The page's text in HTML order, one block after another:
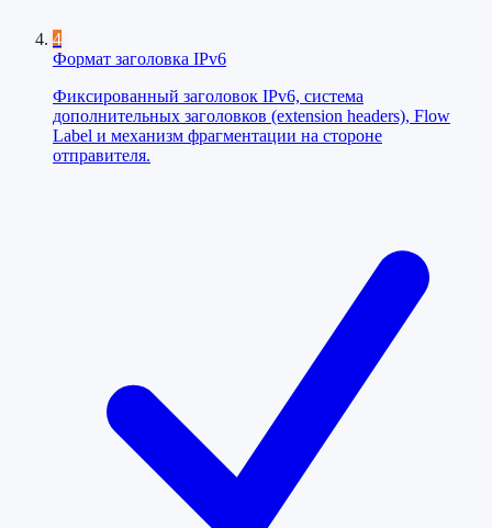
4
Формат заголовка IPv6
Фиксированный заголовок IPv6, система
дополнительных заголовков (extension headers), Flow
Label и механизм фрагментации на стороне
отправителя.